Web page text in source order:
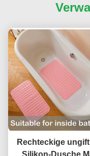
Rechteckige